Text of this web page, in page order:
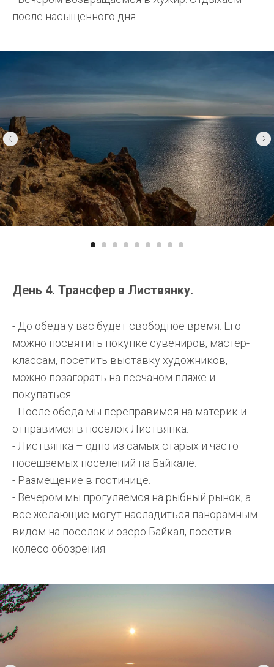
после насыщенного дня.
День 4. Трансфер в Листвянку.
- До обеда у вас будет свободное время. Его
можно посвятить покупке сувениров, мастер-
классам, посетить выставку художников,
можно позагорать на песчаном пляже и
покупаться.
- После обеда мы переправимся на материк и
отправимся в посёлок Листвянка.
- Листвянка – одно из самых старых и часто
посещаемых поселений на Байкале.
- Размещение в гостинице.
- Вечером мы прогуляемся на рыбный рынок, а
все желающие могут насладиться панорамным
видом на поселок и озеро Байкал, посетив
колесо обозрения.